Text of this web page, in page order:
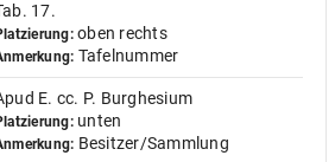
17.
oben rechts
Tafelnummer
E. cc. P. Burghesium
unten
Besitzer/Sammlung